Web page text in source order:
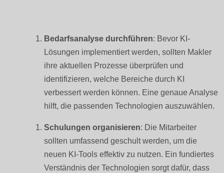
Bedarfsanalyse durchführen: Bevor KI-
Lösungen implementiert werden, sollten Makler
ihre aktuellen Prozesse überprüfen und
identifizieren, welche Bereiche durch KI
verbessert werden können. Eine genaue Analyse
hilft, die passenden Technologien auszuwählen.
Schulungen organisieren: Die Mitarbeiter
sollten umfassend geschult werden, um die
neuen KI-Tools effektiv zu nutzen. Ein fundiertes
Verständnis der Technologien sorgt dafür, dass